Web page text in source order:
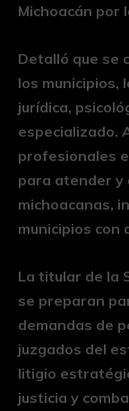
Michoacán por
Detalló que se
los municipios,
jurídica,
especializado.
profesionales
para atender y
michoacanas,
municipios con
La titular de la
se preparan
demandas de
juzgados del
litigio
justicia y